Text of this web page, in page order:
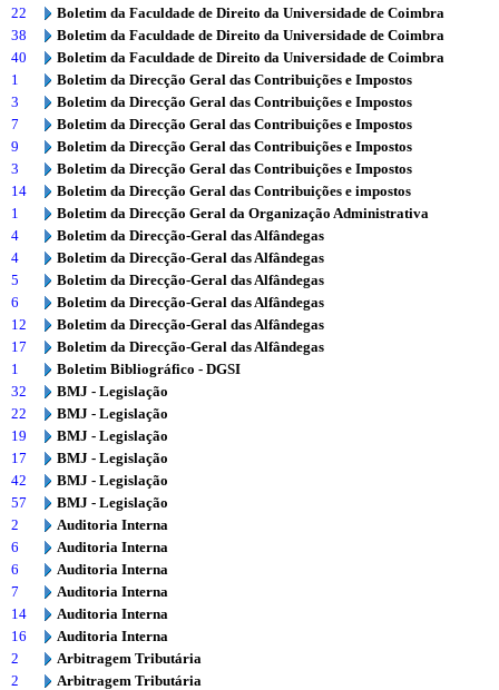
22
Boletim da Faculdade de Direito da Universidade de Coimbra
38
Boletim da Faculdade de Direito da Universidade de Coimbra
40
Boletim da Faculdade de Direito da Universidade de Coimbra
1
Boletim da Direcção Geral das Contribuições e Impostos
3
Boletim da Direcção Geral das Contribuições e Impostos
7
Boletim da Direcção Geral das Contribuições e Impostos
9
Boletim da Direcção Geral das Contribuições e Impostos
3
Boletim da Direcção Geral das Contribuições e Impostos
14
Boletim da Direcção Geral das Contribuições e impostos
1
Boletim da Direcção Geral da Organização Administrativa
4
Boletim da Direcção-Geral das Alfândegas
4
Boletim da Direcção-Geral das Alfândegas
5
Boletim da Direcção-Geral das Alfândegas
6
Boletim da Direcção-Geral das Alfândegas
12
Boletim da Direcção-Geral das Alfândegas
17
Boletim da Direcção-Geral das Alfândegas
1
Boletim Bibliográfico - DGSI
32
BMJ - Legislação
22
BMJ - Legislação
19
BMJ - Legislação
17
BMJ - Legislação
42
BMJ - Legislação
57
BMJ - Legislação
2
Auditoria Interna
6
Auditoria Interna
6
Auditoria Interna
7
Auditoria Interna
14
Auditoria Interna
16
Auditoria Interna
2
Arbitragem Tributária
2
Arbitragem Tributária